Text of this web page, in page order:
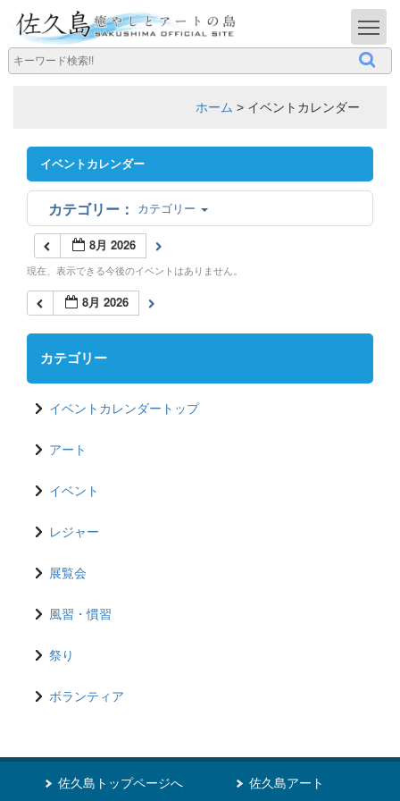
ホーム > イベントカレンダー
イベントカレンダー
カテゴリー
8月 2026
現在、表示できる今後のイベントはありません。
8月 2026
カテゴリー
イベントカレンダートップ
アート
イベント
レジャー
展覧会
風習・慣習
祭り
ボランティア
佐久島トップページへ 佐久島アート